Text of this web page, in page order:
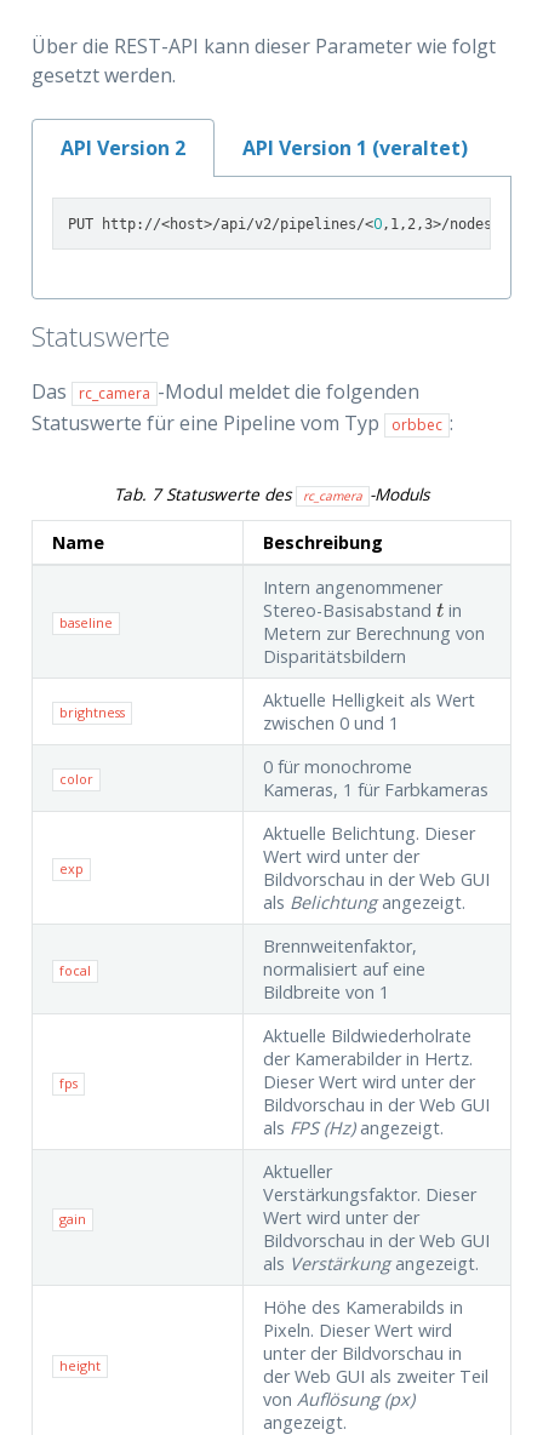
Über die REST-API kann dieser Parameter wie folgt
gesetzt werden.
API Version 2 API Version 1 (veraltet)
PUT http://<host>/api/v2/pipelines/<0,1,2,3>/nodes/
Statuswerte
Das rc_camera -Modul meldet die folgenden
Statuswerte für eine Pipeline vom Typ
orbbec :
Tab. 7Statuswerte des rc_camera -Moduls
Name Beschreibung
baseline
Intern angenommener
Stereo-Basisabstand t
t in
Metern zur Berechnung von
Disparitätsbildern
brightness
Aktuelle Helligkeit als Wert
zwischen 0 und 1
color
0 für monochrome
Kameras, 1 für Farbkameras
exp
Aktuelle Belichtung. Dieser
Wert wird unter der
Bildvorschau in der Web GUI
als Belichtungangezeigt.
focal
Brennweitenfaktor,
normalisiert auf eine
Bildbreite von 1
fps
Aktuelle Bildwiederholrate
der Kamerabilder in Hertz.
Dieser Wert wird unter der
Bildvorschau in der Web GUI
als FPS (Hz)angezeigt.
gain
Aktueller
Verstärkungsfaktor. Dieser
Wert wird unter der
Bildvorschau in der Web GUI
als Verstärkungangezeigt.
height
Höhe des Kamerabilds in
Pixeln. Dieser Wert wird
unter der Bildvorschau in
der Web GUI als zweiter Teil
von Auflösung (px)
angezeigt.